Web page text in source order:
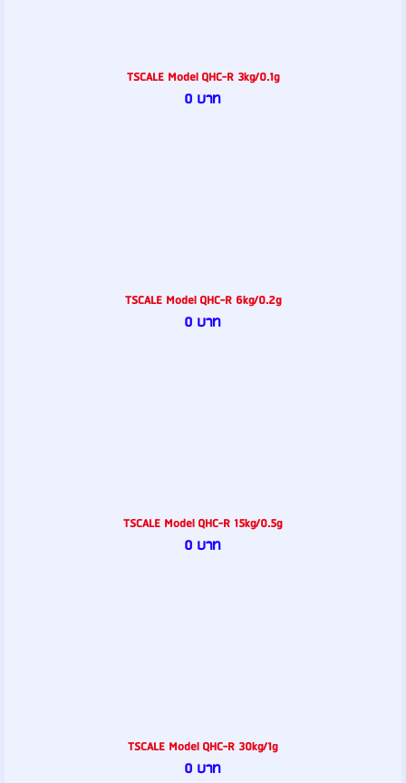
TSCALE Model QHC-R 3kg/0.1g
0 บาท
TSCALE Model QHC-R 6kg/0.2g
0 บาท
TSCALE Model QHC-R 15kg/0.5g
0 บาท
TSCALE Model QHC-R 30kg/1g
0 บาท